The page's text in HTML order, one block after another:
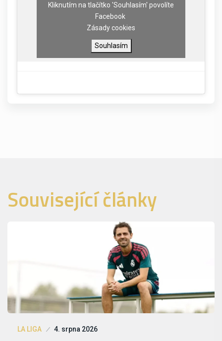
Kliknutím na tlačítko 'Souhlasím' povolíte
Facebook
Zásady cookies
Souhlasím
Související články
LA LIGA 4. srpna 2026